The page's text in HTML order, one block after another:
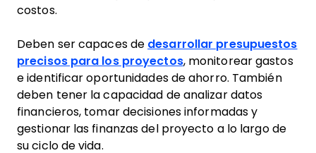
costos.
Deben ser capaces de desarrollar presupuestos
precisos para los proyectos, monitorear gastos
e identificar oportunidades de ahorro. También
deben tener la capacidad de analizar datos
financieros, tomar decisiones informadas y
gestionar las finanzas del proyecto a lo largo de
su ciclo de vida.